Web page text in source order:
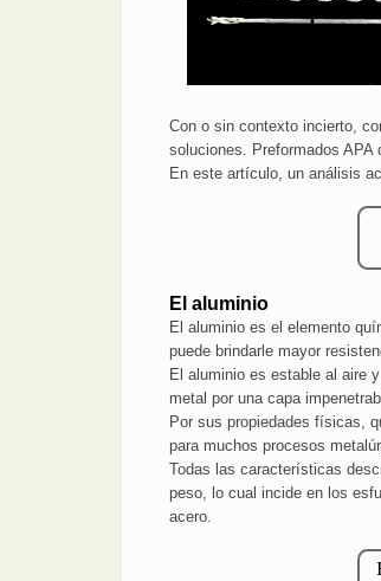
Con o sin contexto incierto,
soluciones. Preformados
En este artículo, un análisis
El aluminio
El aluminio es el elemento
puede brindarle mayor
El aluminio es estable al aire
metal por una capa
Por sus propiedades físicas,
para muchos procesos
Todas las características
peso, lo cual incide en los
acero.